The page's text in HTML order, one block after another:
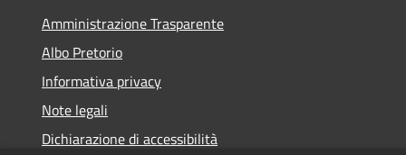
Amministrazione Trasparente
Albo Pretorio
Informativa privacy
Note legali
Dichiarazione di accessibilità